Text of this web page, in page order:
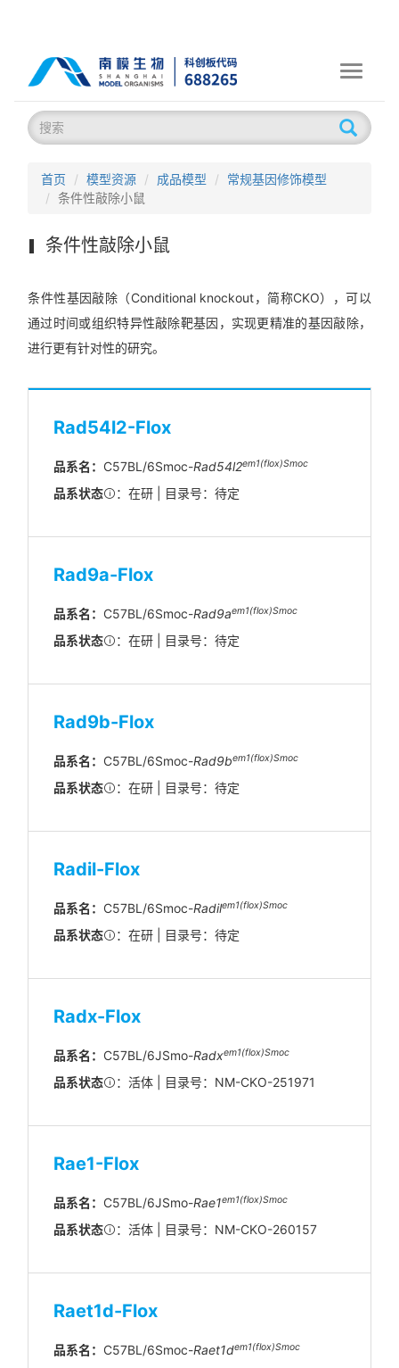
Toggle
首页 模型资源 成品模型
常规基因修饰模型
条件性敲除小鼠
条件性敲除小鼠
条件性基因敲除（Conditional knockout，简称CKO），可以
通过时间或组织特异性敲除靶基因，实现更精准的基因敲除，
进行更有针对性的研究。
Rad54l2-Flox
品系名： C57BL/6Smoc-Rad54l2em1(flox)Smoc
品系状态 ：在研 | 目录号：待定
Rad9a-Flox
品系名： C57BL/6Smoc-Rad9aem1(flox)Smoc
品系状态 ：在研 | 目录号：待定
Rad9b-Flox
品系名： C57BL/6Smoc-Rad9bem1(flox)Smoc
品系状态 ：在研 | 目录号：待定
Radil-Flox
品系名： C57BL/6Smoc-Radilem1(flox)Smoc
品系状态 ：在研 | 目录号：待定
Radx-Flox
品系名： C57BL/6JSmo-Radxem1(flox)Smoc
品系状态 ：活体 | 目录号：NM-CKO-251971
Rae1-Flox
品系名： C57BL/6JSmo-Rae1em1(flox)Smoc
品系状态 ：活体 | 目录号：NM-CKO-260157
Raet1d-Flox
品系名： C57BL/6Smoc-Raet1dem1(flox)Smoc